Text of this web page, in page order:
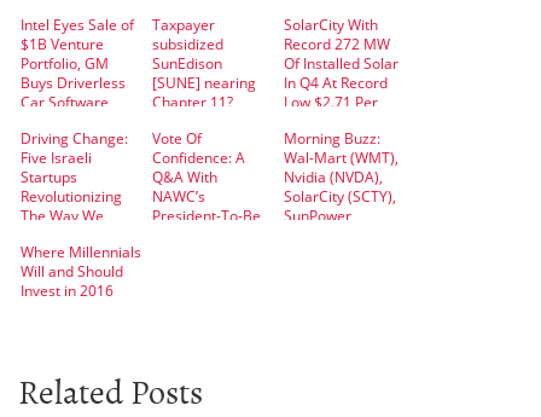
Intel Eyes Sale of
$1B Venture
Portfolio, GM
Buys Driverless
Car Software
Roundup
Taxpayer
subsidized
SunEdison
[SUNE] nearing
Chapter 11?
SolarCity With
Record 272 MW
Of Installed Solar
In Q4 At Record
Low $2.71 Per
Driving Change:
Five Israeli
Startups
Revolutionizing
The Way We
Vote Of
Confidence: A
Q&A With
NAWC’s
President-To-Be
Morning Buzz:
Wal-Mart (WMT),
Nvidia (NVDA),
SolarCity (SCTY),
SunPower
Where Millennials
Will and Should
Invest in 2016
Related Posts